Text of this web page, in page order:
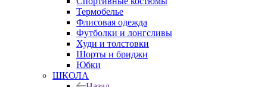
Термобелье
Флисовая одежда
Футболки и лонгсливы
Худи и толстовки
Шорты и бриджи
Юбки
ШКОЛА